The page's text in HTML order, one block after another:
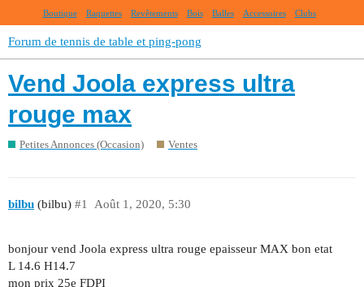
Boutique Raquettes Revêtements Bois Balles Accessoires Clubs
Forum de tennis de table et ping-pong
Vend Joola express ultra
rouge max
Petites Annonces (Occasion) Ventes
bilbu (bilbu) Août 1, 2020, 5:30
#1
bonjour vend Joola express ultra rouge epaisseur MAX bon etat
L 14.6 H14.7
mon prix 25e FDPI